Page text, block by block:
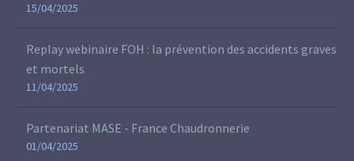
15/04/2025
Replay webinaire FOH : la prévention des accidents graves
et mortels
11/04/2025
Partenariat MASE - France Chaudronnerie
01/04/2025